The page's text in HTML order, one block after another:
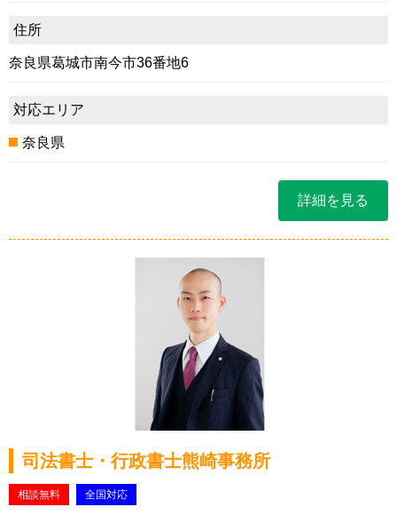
住所
奈良県葛城市南今市36番地6
対応エリア
奈良県
詳細を見る
司法書士・行政書士熊崎事務所
相談無料 全国対応